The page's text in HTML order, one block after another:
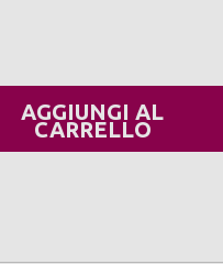
AGGIUNGI AL
CARRELLO